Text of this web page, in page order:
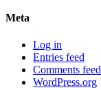
Meta
Log in
Entries feed
Comments feed
WordPress.org